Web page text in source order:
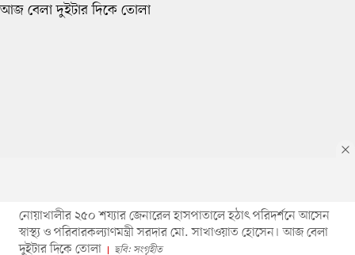
নোয়াখালীর ২৫০ শয্যার জেনারেল হাসপাতালে হঠাৎ পরিদর্শনে আসেন
স্বাস্থ্য ও পরিবারকল্যাণমন্ত্রী সরদার মো. সাখাওয়াত হোসেন। আজ বেলা
দুইটার দিকে তোলা
ছবি: সংগৃহীত